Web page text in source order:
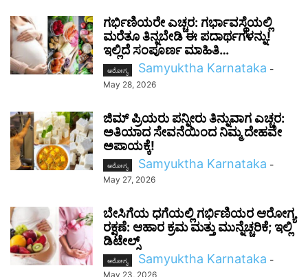
ಗರ್ಭಿಣಿಯರೇ ಎಚ್ಚರ: ಗರ್ಭಾವಸ್ಥೆಯಲ್ಲಿ
ಮರೆತೂ ತಿನ್ನಬೇಡಿ ಈ ಪದಾರ್ಥಗಳನ್ನು!
ಇಲ್ಲಿದೆ ಸಂಪೂರ್ಣ ಮಾಹಿತಿ…
ಆರೋಗ್ಯ Samyuktha Karnataka -
May 28, 2026
ಜಿಮ್‌ ಪ್ರಿಯರು ಪನ್ನೀರು ತಿನ್ನುವಾಗ ಎಚ್ಚರ:
ಅತಿಯಾದ ಸೇವನೆಯಿಂದ ನಿಮ್ಮ ದೇಹವೇ
ಅಪಾಯಕ್ಕೆ!
ಆರೋಗ್ಯ Samyuktha Karnataka -
May 27, 2026
ಬೇಸಿಗೆಯ ಧಗೆಯಲ್ಲಿ ಗರ್ಭಿಣಿಯರ ಆರೋಗ್ಯ
ರಕ್ಷಣೆ: ಆಹಾರ ಕ್ರಮ ಮತ್ತು ಮುನ್ನೆಚ್ಚರಿಕೆ; ಇಲ್ಲಿ
ಡಿಟೇಲ್ಸ್
ಆರೋಗ್ಯ Samyuktha Karnataka -
May 23, 2026